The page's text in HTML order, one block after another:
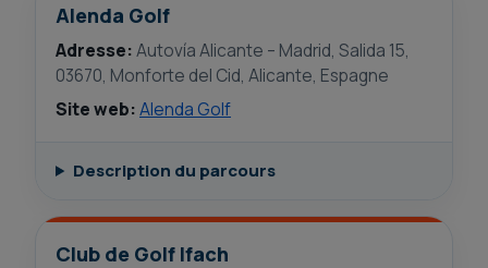
Alenda Golf
Adresse:Autovía Alicante – Madrid, Salida 15,
03670, Monforte del Cid, Alicante, Espagne
Site web:Alenda Golf
Description du parcours
Club de Golf Ifach